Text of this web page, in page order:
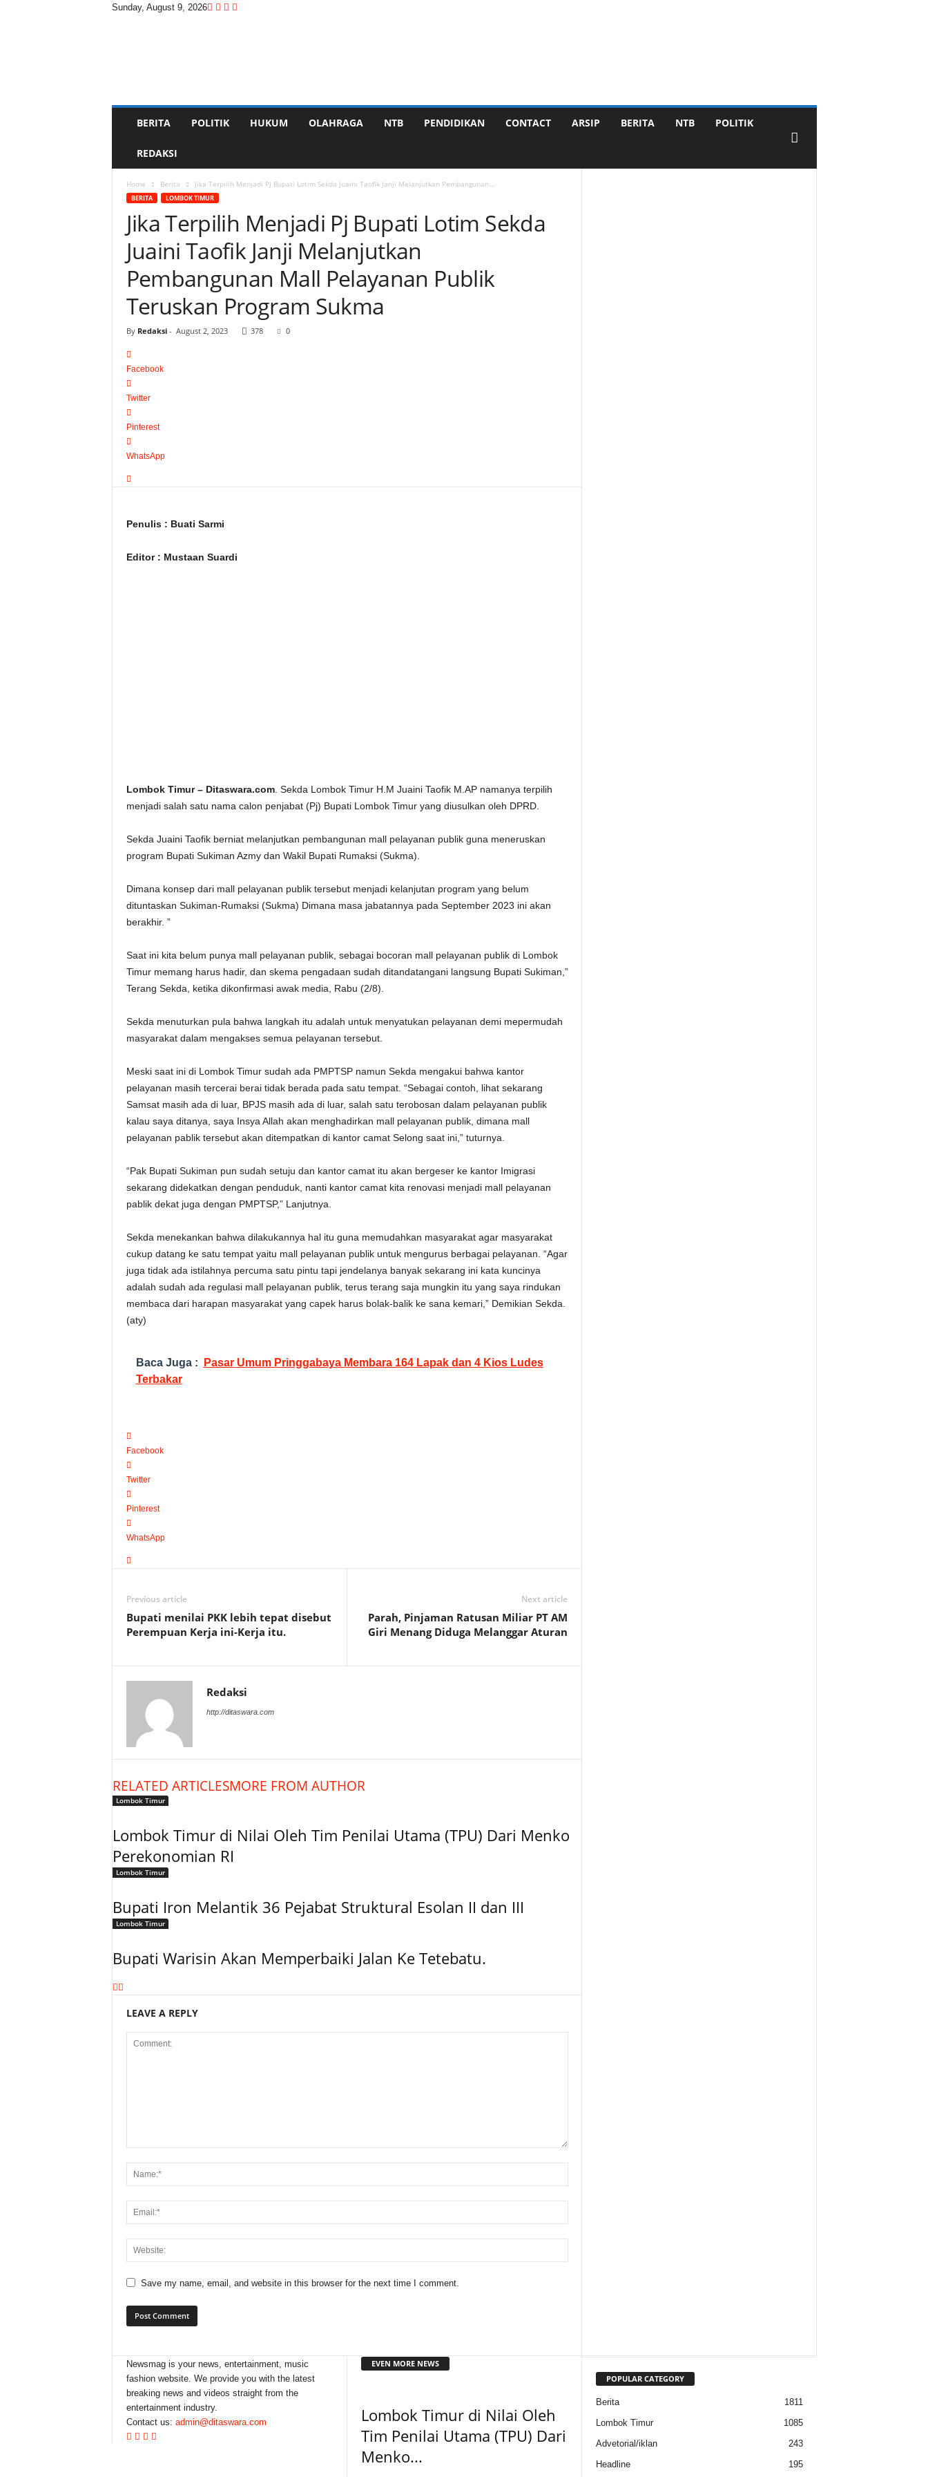
Sunday, August 9, 2026
BERITA POLITIK HUKUM OLAHRAGA NTB PENDIDIKAN CONTACT ARSIP BERITA NTB POLITIK
REDAKSI
Home Berita Jika Terpilih Menjadi Pj Bupati Lotim Sekda Juaini Taofik Janji Melanjutkan Pembangunan...
BERITA LOMBOK TIMUR
Jika Terpilih Menjadi Pj Bupati Lotim Sekda
Juaini Taofik Janji Melanjutkan
Pembangunan Mall Pelayanan Publik
Teruskan Program Sukma
By Redaksi- August 2, 2023 378 0
Facebook
Twitter
Pinterest
WhatsApp
Penulis : Buati Sarmi
Editor : Mustaan Suardi
Lombok Timur – Ditaswara.com. Sekda Lombok Timur H.M Juaini Taofik M.AP namanya terpilih
menjadi salah satu nama calon penjabat (Pj) Bupati Lombok Timur yang diusulkan oleh DPRD.
Sekda Juaini Taofik berniat melanjutkan pembangunan mall pelayanan publik guna meneruskan
program Bupati Sukiman Azmy dan Wakil Bupati Rumaksi (Sukma).
Dimana konsep dari mall pelayanan publik tersebut menjadi kelanjutan program yang belum
dituntaskan Sukiman-Rumaksi (Sukma) Dimana masa jabatannya pada September 2023 ini akan
berakhir. ”
Saat ini kita belum punya mall pelayanan publik, sebagai bocoran mall pelayanan publik di Lombok
Timur memang harus hadir, dan skema pengadaan sudah ditandatangani langsung Bupati Sukiman,”
Terang Sekda, ketika dikonfirmasi awak media, Rabu (2/8).
Sekda menuturkan pula bahwa langkah itu adalah untuk menyatukan pelayanan demi mepermudah
masyarakat dalam mengakses semua pelayanan tersebut.
Meski saat ini di Lombok Timur sudah ada PMPTSP namun Sekda mengakui bahwa kantor
pelayanan masih tercerai berai tidak berada pada satu tempat. “Sebagai contoh, lihat sekarang
Samsat masih ada di luar, BPJS masih ada di luar, salah satu terobosan dalam pelayanan publik
kalau saya ditanya, saya Insya Allah akan menghadirkan mall pelayanan publik, dimana mall
pelayanan pablik tersebut akan ditempatkan di kantor camat Selong saat ini,” tuturnya.
“Pak Bupati Sukiman pun sudah setuju dan kantor camat itu akan bergeser ke kantor Imigrasi
sekarang didekatkan dengan penduduk, nanti kantor camat kita renovasi menjadi mall pelayanan
pablik dekat juga dengan PMPTSP,” Lanjutnya.
Sekda menekankan bahwa dilakukannya hal itu guna memudahkan masyarakat agar masyarakat
cukup datang ke satu tempat yaitu mall pelayanan publik untuk mengurus berbagai pelayanan. “Agar
juga tidak ada istilahnya percuma satu pintu tapi jendelanya banyak sekarang ini kata kuncinya
adalah sudah ada regulasi mall pelayanan publik, terus terang saja mungkin itu yang saya rindukan
membaca dari harapan masyarakat yang capek harus bolak-balik ke sana kemari,” Demikian Sekda.
(aty)
Baca Juga :
Pasar Umum Pringgabaya Membara 164 Lapak dan 4 Kios Ludes
Terbakar
Facebook
Twitter
Pinterest
WhatsApp
Previous article
Bupati menilai PKK lebih tepat disebut
Perempuan Kerja ini-Kerja itu.
Next article
Parah, Pinjaman Ratusan Miliar PT AM
Giri Menang Diduga Melanggar Aturan
Redaksi
http://ditaswara.com
RELATED ARTICLESMORE FROM AUTHOR
Lombok Timur
Lombok Timur di Nilai Oleh Tim Penilai Utama (TPU) Dari Menko
Perekonomian RI
Lombok Timur
Bupati Iron Melantik 36 Pejabat Struktural Esolan II dan III
Lombok Timur
Bupati Warisin Akan Memperbaiki Jalan Ke Tetebatu.
LEAVE A REPLY
Save my name, email, and website in this browser for the next time I comment.
Newsmag is your news, entertainment, music
fashion website. We provide you with the latest
breaking news and videos straight from the
entertainment industry.
Contact us: admin@ditaswara.com
EVEN MORE NEWS
Lombok Timur di Nilai Oleh
Tim Penilai Utama (TPU) Dari
Menko...
POPULAR CATEGORY
Berita
1811
Lombok Timur
1085
Advetorial/iklan
243
Headline
195